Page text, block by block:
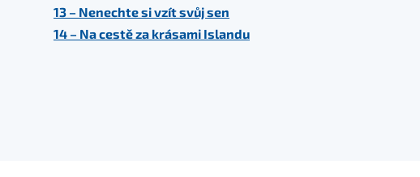
13 – Nenechte si vzít svůj sen
14 – Na cestě za krásami Islandu